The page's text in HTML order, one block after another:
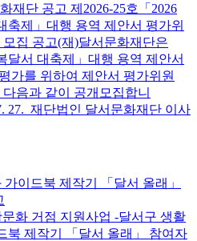
재단 공고 제2026-25호「2026
축제」대행 용역 제안서 평가위
모집 공고(재)달서문화재단은
달서 대축제」대행 용역 제안서
가를 위하여 제안서 평가위원
음과 같이 공개모집합니
27. 재단법인 달서문화재단 이사
이드북 제작기 「달서 올래」
문화 거점 지원사업 -달서구 생활
북 제작기 「달서 올래」 참여자